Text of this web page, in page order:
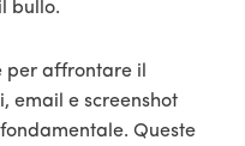
bullo.
per affrontare il
email e screenshot
Queste